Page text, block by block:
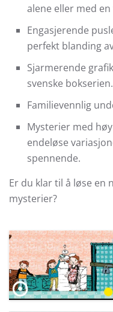
alene eller med en
Engasjerende
perfekt blanding
Sjarmerende
svenske bokserien.
Familievennlig
Mysterier med
endeløse
spennende.
Er du klar til å løse en
mysterier?